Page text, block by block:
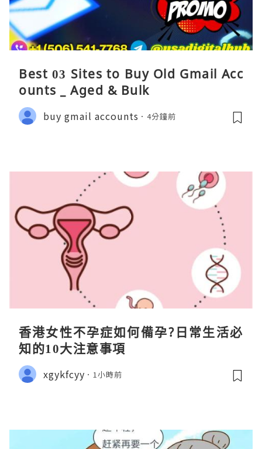
Best 03 Sites to Buy Old Gmail Acc
ounts _ Aged & Bulk
buy gmail accounts 4分鐘前
香港女性不孕症如何備孕?日常生活必
知的10大注意事項
xgykfcyy 1小時前